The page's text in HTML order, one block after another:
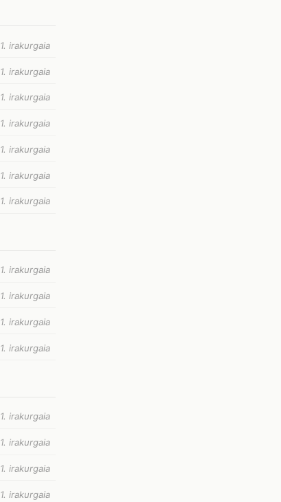
1. irakurgaia
1. irakurgaia
1. irakurgaia
1. irakurgaia
1. irakurgaia
1. irakurgaia
1. irakurgaia
1. irakurgaia
1. irakurgaia
1. irakurgaia
1. irakurgaia
1. irakurgaia
1. irakurgaia
1. irakurgaia
1. irakurgaia